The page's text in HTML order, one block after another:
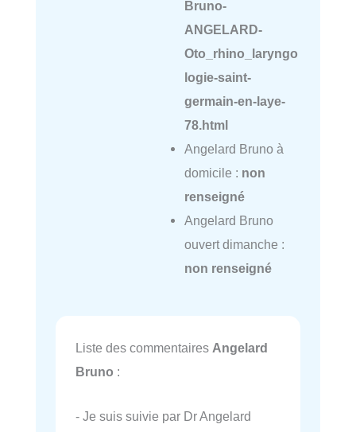
Bruno-
ANGELARD-
Oto_rhino_laryngo
logie-saint-
germain-en-laye-
78.html
Angelard Bruno à
domicile : non
renseigné
Angelard Bruno
ouvert dimanche :
non renseigné
Liste des commentaires Angelard
Bruno :
- Je suis suivie par Dr Angelard